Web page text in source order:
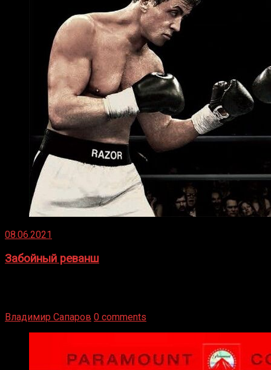
08.06.2021
Забойный реванш
Владимир Сапаров 0 comments